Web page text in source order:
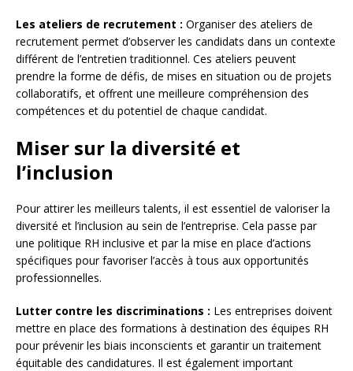
Les ateliers de recrutement : Organiser des ateliers de
recrutement permet d’observer les candidats dans un contexte
différent de l’entretien traditionnel. Ces ateliers peuvent
prendre la forme de défis, de mises en situation ou de projets
collaboratifs, et offrent une meilleure compréhension des
compétences et du potentiel de chaque candidat.
Miser sur la diversité et
l’inclusion
Pour attirer les meilleurs talents, il est essentiel de valoriser la
diversité et l’inclusion au sein de l’entreprise. Cela passe par
une politique RH inclusive et par la mise en place d’actions
spécifiques pour favoriser l’accès à tous aux opportunités
professionnelles.
Lutter contre les discriminations : Les entreprises doivent
mettre en place des formations à destination des équipes RH
pour prévenir les biais inconscients et garantir un traitement
équitable des candidatures. Il est également important